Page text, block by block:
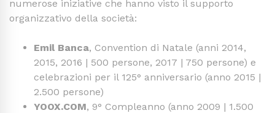
numerose iniziative che hanno visto il supporto
organizzativo della società:
Emil Banca, Convention di Natale (anni 2014,
2015, 2016 | 500 persone, 2017 | 750 persone) e
celebrazioni per il 125° anniversario (anno 2015 |
2.500 persone)
YOOX.COM, 9° Compleanno (anno 2009 | 1.500